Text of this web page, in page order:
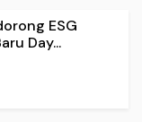
ESG
Day...